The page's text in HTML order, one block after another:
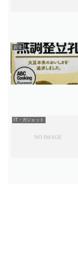
お金
IT・ガジェット